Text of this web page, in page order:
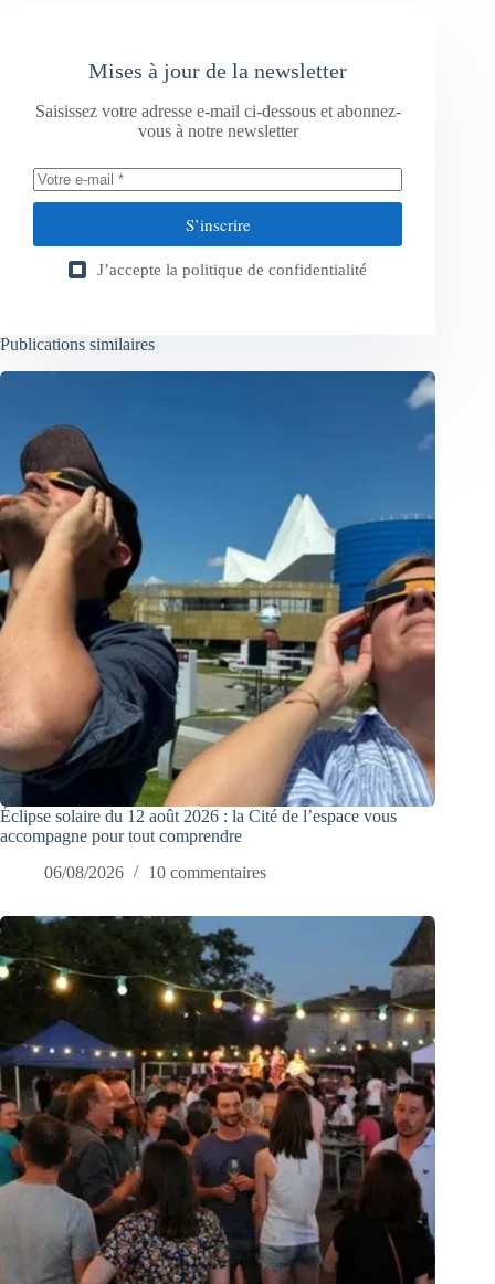
Mises à jour de la newsletter
Saisissez votre adresse e-mail ci-dessous et abonnez-
vous à notre newsletter
S’inscrire
J’accepte la politique de confidentialité
Publications similaires
Éclipse solaire du 12 août 2026 : la Cité de l’espace vous
accompagne pour tout comprendre
06/08/2026
10 commentaires